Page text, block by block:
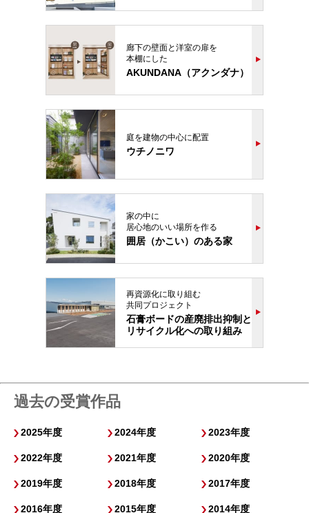
廊下の壁面と洋室の扉を
本棚にした
AKUNDANA（アクンダナ）
庭を建物の中心に配置
ウチノニワ
家の中に
居心地のいい場所を作る
囲居（かこい）のある家
再資源化に取り組む
共同プロジェクト
石膏ボードの産廃排出抑制と
リサイクル化への取り組み
過去の受賞作品
2025年度 2024年度 2023年度
2022年度 2021年度 2020年度
2019年度 2018年度 2017年度
2016年度 2015年度 2014年度